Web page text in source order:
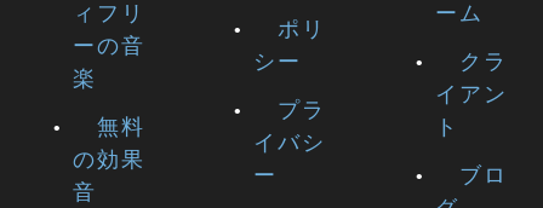
ィフリ
ーの音
楽
無料
の効果
音
ポリ
シー
プラ
イバシ
ー
ーム
クラ
イアン
ト
ブロ